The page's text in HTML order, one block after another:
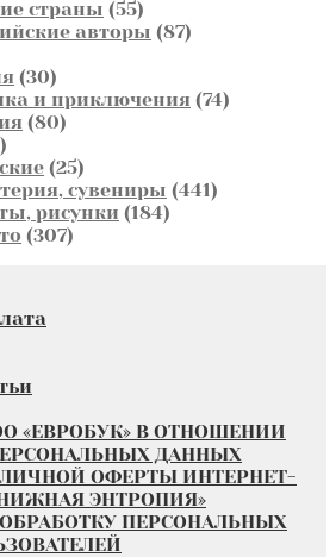
страны 5555
товаров
авторы 8787
3030
товаров
и приключения 7474
8080
12
товаров
2525
товаров
сувениры 441441
рисунки 184184
307307
«ЕВРОБУК» В ОТНОШЕНИИ
ДАННЫХ
ОФЕРТЫ ИНТЕРНЕТ-
ЭНТРОПИЯ»
ПЕРСОНАЛЬНЫХ